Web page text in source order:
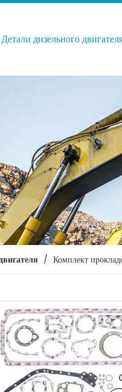
Детали дизельного
/ Комплект